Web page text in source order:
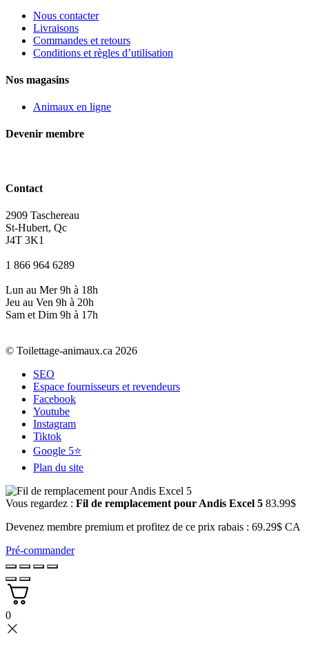
Nous contacter
Livraisons
Commandes et retours
Conditions et règles d’utilisation
Nos magasins
Animaux en ligne
Devenir membre
Contact
2909 Taschereau
St-Hubert, Qc
J4T 3K1
1 866 964 6289
Lun au Mer 9h à 18h
Jeu au Ven 9h à 20h
Sam et Dim 9h à 17h
© Toilettage-animaux.ca 2026
SEO
Espace fournisseurs et revendeurs
Facebook
Youtube
Instagram
Tiktok
Google 5⭐
Plan du site
Vous regardez : Fil de remplacement pour Andis Excel 5 83.99$
Devenez membre premium et profitez de ce prix rabais : 69.29$ CA
Pré-commander
0